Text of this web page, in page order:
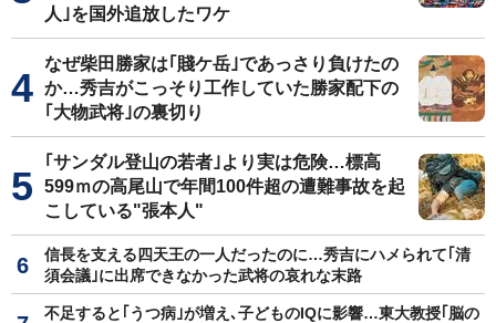
人｣を国外追放したワケ
なぜ柴田勝家は｢賤ケ岳｣であっさり負けたの
か…秀吉がこっそり工作していた勝家配下の
｢大物武将｣の裏切り
｢サンダル登山の若者｣より実は危険…標高
599ｍの高尾山で年間100件超の遭難事故を起
こしている"張本人"
信長を支える四天王の一人だったのに…秀吉にハメられて｢清
須会議｣に出席できなかった武将の哀れな末路
不足すると｢うつ病｣が増え､子どものIQに影響…東大教授｢脳の